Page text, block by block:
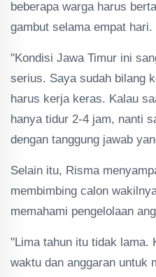
beberapa warga harus
gambut selama empat hari.
"Kondisi Jawa Timur ini
serius. Saya sudah bilang
harus kerja keras. Kalau
hanya tidur 2-4 jam, nanti
dengan tanggung jawab
Selain itu, Risma
membimbing calon
memahami pengelolaan
"Lima tahun itu tidak lama.
waktu dan anggaran untuk